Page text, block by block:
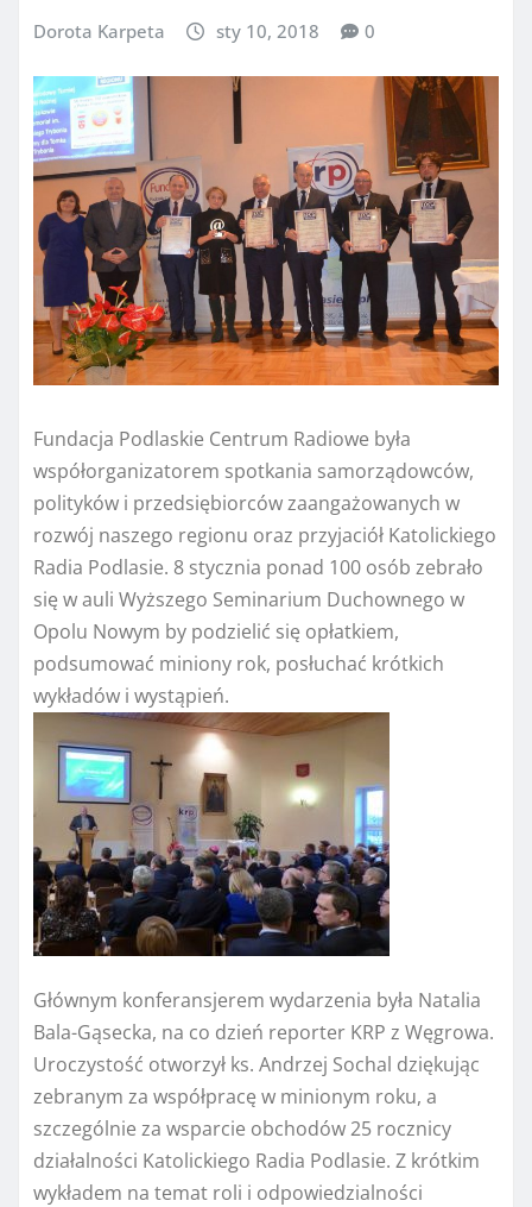
Dorota Karpeta sty 10, 2018 0
Fundacja Podlaskie Centrum Radiowe była
współorganizatorem spotkania samorządowców,
polityków i przedsiębiorców zaangażowanych w
rozwój naszego regionu oraz przyjaciół Katolickiego
Radia Podlasie. 8 stycznia ponad 100 osób zebrało
się w auli Wyższego Seminarium Duchownego w
Opolu Nowym by podzielić się opłatkiem,
podsumować miniony rok, posłuchać krótkich
wykładów i wystąpień.
Głównym konferansjerem wydarzenia była Natalia
Bala-Gąsecka, na co dzień reporter KRP z Węgrowa.
Uroczystość otworzył ks. Andrzej Sochal dziękując
zebranym za współpracę w minionym roku, a
szczególnie za wsparcie obchodów 25 rocznicy
działalności Katolickiego Radia Podlasie. Z krótkim
wykładem na temat roli i odpowiedzialności